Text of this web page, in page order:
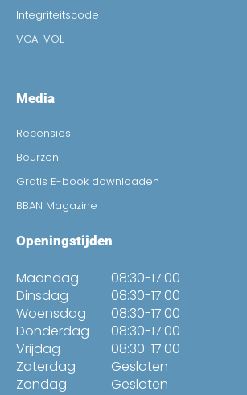
Integriteitscode
VCA-VOL
Media
Recensies
Beurzen
Gratis E-book downloaden
BBAN Magazine
Openingstijden
Maandag
Dinsdag
Woensdag
Donderdag
Vrijdag
Zaterdag
Zondag
08:30-17:00
08:30-17:00
08:30-17:00
08:30-17:00
08:30-17:00
Gesloten
Gesloten